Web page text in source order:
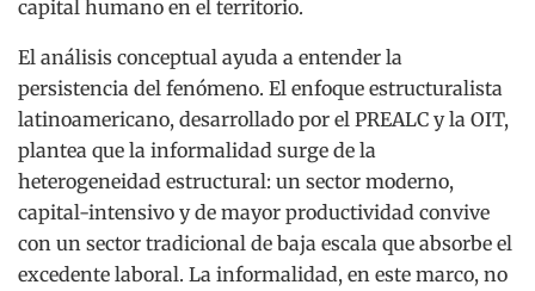
capital humano en el territorio.
El análisis conceptual ayuda a entender la
persistencia del fenómeno. El enfoque estructuralista
latinoamericano, desarrollado por el PREALC y la OIT,
plantea que la informalidad surge de la
heterogeneidad estructural: un sector moderno,
capital-intensivo y de mayor productividad convive
con un sector tradicional de baja escala que absorbe el
excedente laboral. La informalidad, en este marco, no